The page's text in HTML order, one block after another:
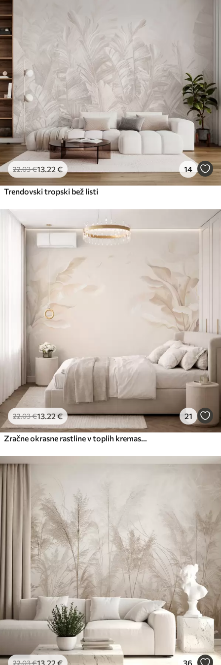
Premium vinil
.00 39 €/m²
Peel and Stick
81 .67 49 .00€ /m²
22.03€13 .22 € 14
Trendovski tropski bež listi
22.03€13 .22€ 21
22.03€13 .22 € 36